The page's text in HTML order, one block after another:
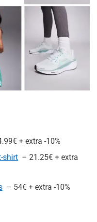
+ extra -10%
shirt – 21.25€ + extra
– 54€ + extra -10%